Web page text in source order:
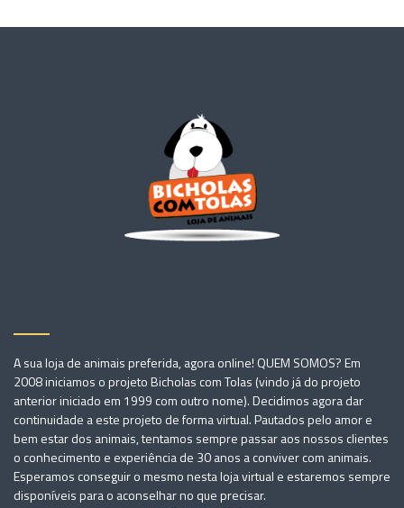
A sua loja de animais preferida, agora online! QUEM SOMOS? Em
2008 iniciamos o projeto Bicholas com Tolas (vindo já do projeto
anterior iniciado em 1999 com outro nome). Decidimos agora dar
continuidade a este projeto de forma virtual. Pautados pelo amor e
bem estar dos animais, tentamos sempre passar aos nossos clientes
o conhecimento e experiência de 30 anos a conviver com animais.
Esperamos conseguir o mesmo nesta loja virtual e estaremos sempre
disponíveis para o aconselhar no que precisar.